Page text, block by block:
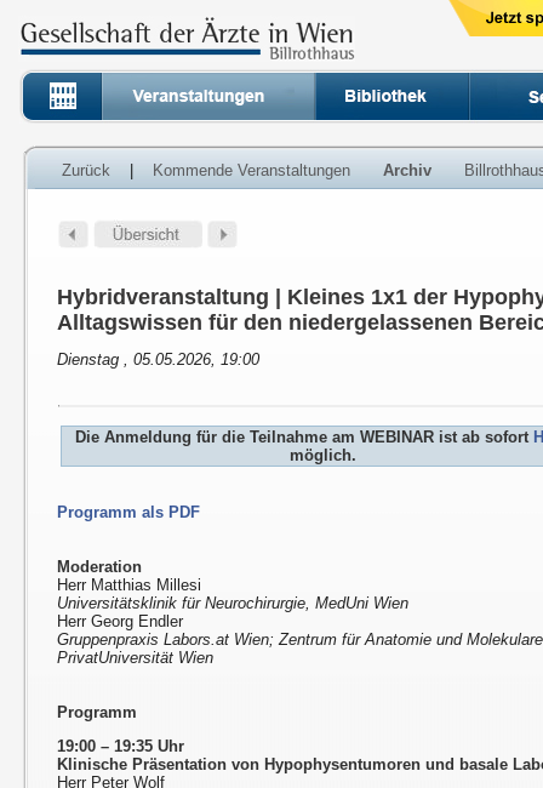
Zurück Kommende Veranstaltungen Archiv
Hybridveranstaltung | Kleines 1x1 der
Alltagswissen für den niedergelassenen
Dienstag , 05.05.2026, 19:00
Die Anmeldung für die Teilnahme am WEBINAR ist ab sofort
möglich.
Programm als PDF
Moderation
Herr Matthias Millesi
Universitätsklinik für Neurochirurgie, MedUni Wien
Herr Georg Endler
Gruppenpraxis Labors.at Wien; Zentrum für Anatomie und
PrivatUniversität Wien
Programm
19:00 – 19:35 Uhr
Klinische Präsentation von Hypophysentumoren und basale
Herr Peter Wolf